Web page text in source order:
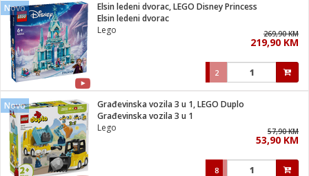
Novo
Elsin ledeni dvorac, LEGO Disney Princess
Elsin ledeni dvorac
Lego
269,90 KM
219,90 KM
2
Novo
Građevinska vozila 3 u 1, LEGO Duplo
Građevinska vozila 3 u 1
Lego
57,90 KM
53,90 KM
8